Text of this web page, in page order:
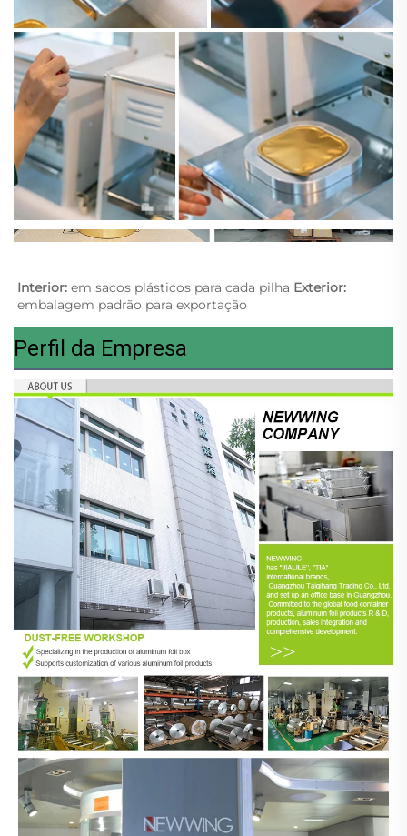
Interior: em sacos plásticos para cada pilha
embalagem padrão para exportação
Perfil da Empresa